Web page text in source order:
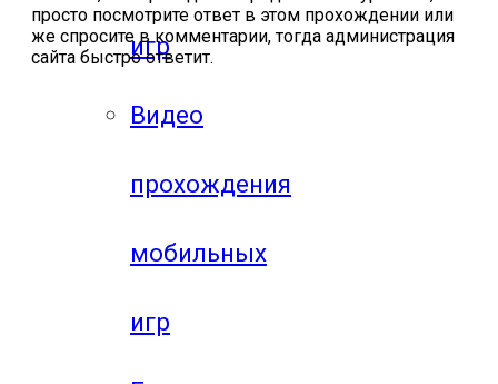
игр
Видео
прохождения
мобильных
игр
просто посмотрите ответ в этом прохождении или
же спросите в комментарии, тогда администрация
сайта быстро ответит.